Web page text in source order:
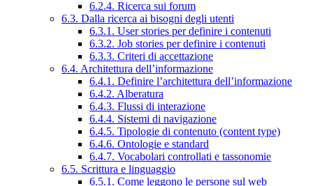
6.2.4. Ricerca sui forum
6.3. Dalla ricerca ai bisogni degli utenti
6.3.1. User stories per definire i contenuti
6.3.2. Job stories per definire i contenuti
6.3.3. Criteri di accettazione
6.4. Architettura dell’informazione
6.4.1. Definire l’architettura dell’informazione
6.4.2. Alberatura
6.4.3. Flussi di interazione
6.4.4. Sistemi di navigazione
6.4.5. Tipologie di contenuto (content type)
6.4.6. Ontologie e standard
6.4.7. Vocabolari controllati e tassonomie
6.5. Scrittura e linguaggio
6.5.1. Come leggono le persone sul web